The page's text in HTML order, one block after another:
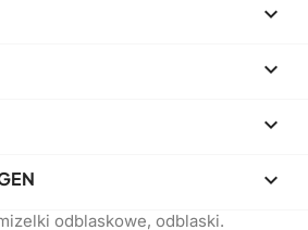



keyboard_arrow_down
odblaskowe, odblaski.